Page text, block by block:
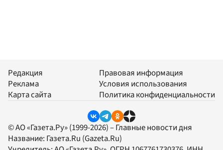
Редакция
Реклама
Карта сайта
Правовая информация
Условия использования
Политика конфиденциальности
© АО «Газета.Ру» (1999-2026) – Главные новости дня
Название: Газета.Ru (Gazeta.Ru)